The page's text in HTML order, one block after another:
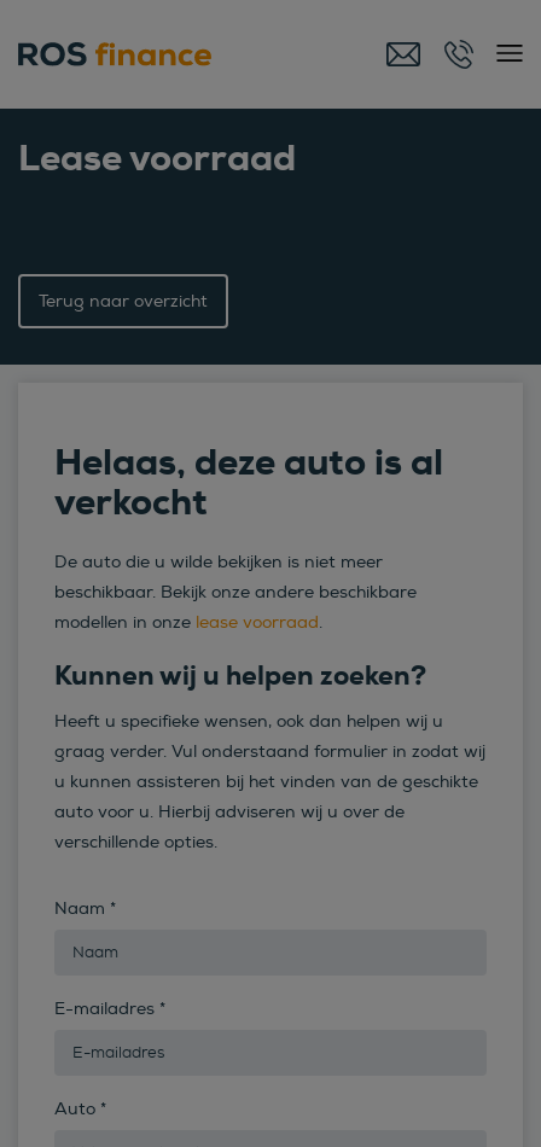
Lease voorraad
Terug naar overzicht
Helaas, deze auto is al
verkocht
De auto die u wilde bekijken is niet meer
beschikbaar. Bekijk onze andere beschikbare
modellen in onze lease voorraad.
Kunnen wij u helpen zoeken?
Heeft u specifieke wensen, ook dan helpen wij u
graag verder. Vul onderstaand formulier in zodat wij
u kunnen assisteren bij het vinden van de geschikte
auto voor u. Hierbij adviseren wij u over de
verschillende opties.
Naam *
E-mailadres *
Auto *